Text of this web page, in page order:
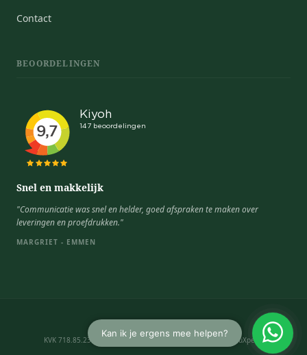
Contact
BEOORDELINGEN
Snel en makkelijk
"Communicatie was snel en helder, goed afspraken te maken over
leveringen en proefdrukken."
MARGRIET - EMMEN
Algemene voorwaarden
KVK 718.85.234 · BTW NL 8588.88.208.B01 · © 2026 CadeauXperts